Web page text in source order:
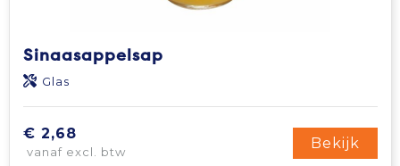
Sinaasappelsap
Glas
€ 2,68
vanaf excl. btw
Bekijk